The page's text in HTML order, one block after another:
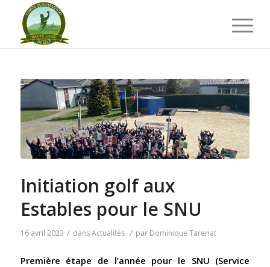
Initiation golf aux
Estables pour le SNU
16 avril 2023 / dansActualités / par Dominique Tareriat
Première étape de l’année pour le SNU (Service